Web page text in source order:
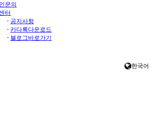
문의
터
- 공지사항
- 카다록다운로드
- 블로그바로가기
한국어